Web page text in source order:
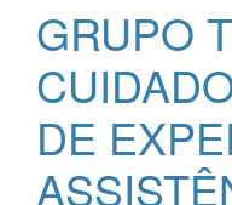
GRUPO
DE